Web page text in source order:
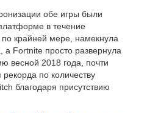
обе игры были
в течение
по крайней мере, намекнула
а Fortnite просто развернула
весной 2018 года, почти
по количеству
благодаря присутствию